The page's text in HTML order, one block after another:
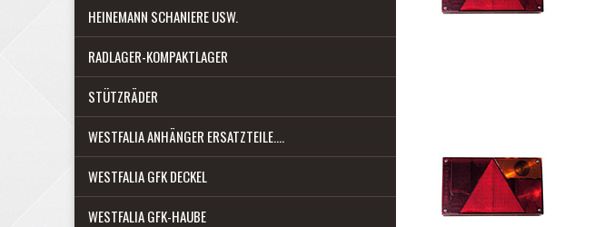
HEINEMANN SCHANIERE USW.
RADLAGER-KOMPAKTLAGER
STÜTZRÄDER
WESTFALIA ANHÄNGER ERSATZTEILE....
WESTFALIA GFK DECKEL
WESTFALIA GFK-HAUBE